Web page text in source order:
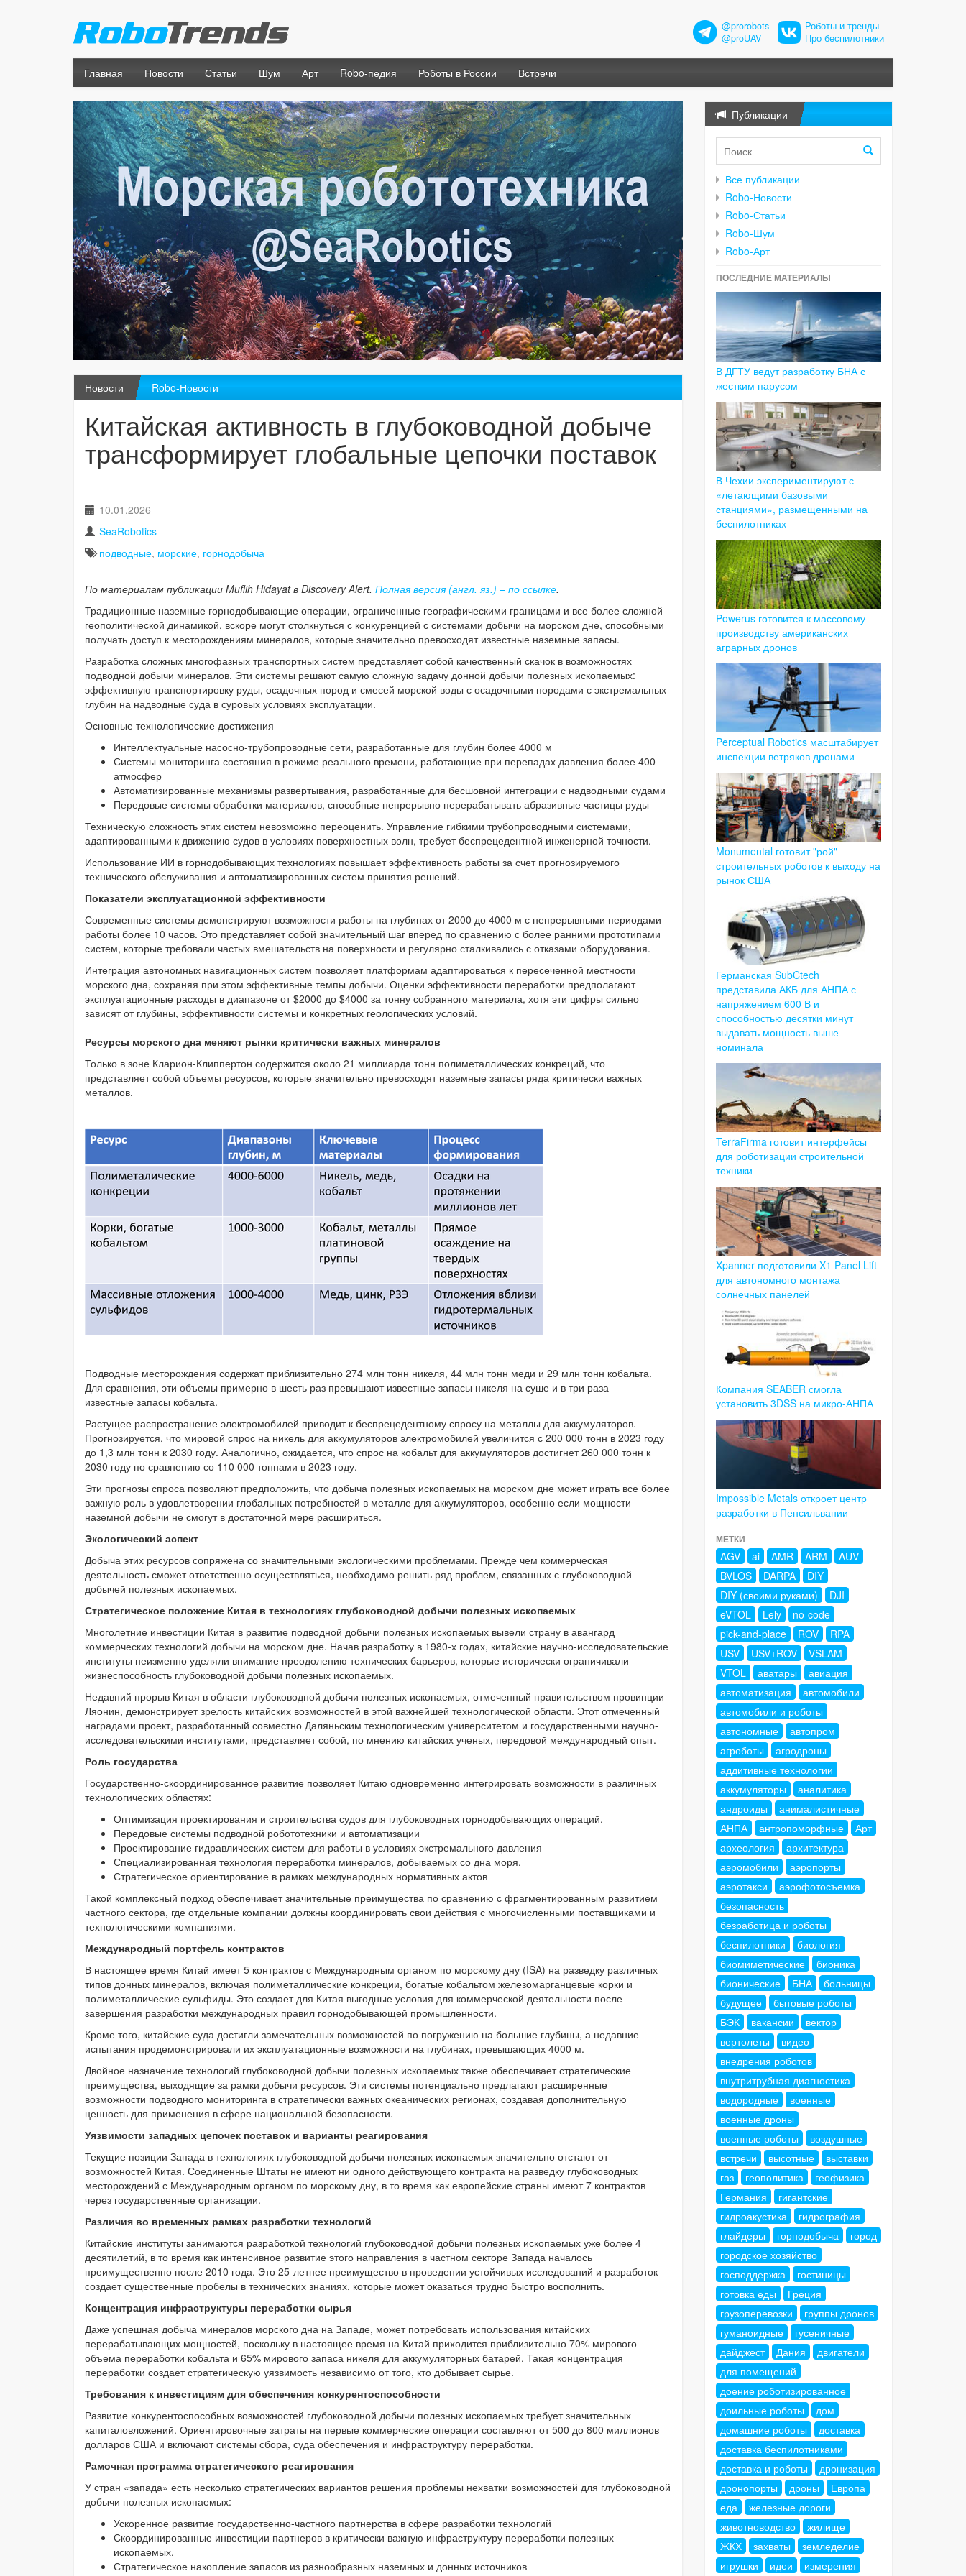
@prorobots
@proUAV
Роботы и тренды
Про беспилотники
Главная Новости Статьи Шум Арт Robo-педия Роботы в России Встречи
Новости Robo-Новости
Китайская активность в глубоководной добыче
трансформирует глобальные цепочки поставок
10.01.2026
SeaRobotics
подводные, морские, горнодобыча
По материалам публикации Muflih Hidayat в Discovery Alert. Полная версия (англ. яз.) – по ссылке.
Традиционные наземные горнодобывающие операции, ограниченные географическими границами и все более сложной
геополитической динамикой, вскоре могут столкнуться с конкуренцией с системами добычи на морском дне, способными
получать доступ к месторождениям минералов, которые значительно превосходят известные наземные запасы.
Разработка сложных многофазных транспортных систем представляет собой качественный скачок в возможностях
подводной добычи минералов. Эти системы решают самую сложную задачу донной добычи полезных ископаемых:
эффективную транспортировку руды, осадочных пород и смесей морской воды с осадочными породами с экстремальных
глубин на надводные суда в суровых условиях эксплуатации.
Основные технологические достижения
Интеллектуальные насосно-трубопроводные сети, разработанные для глубин более 4000 м
Системы мониторинга состояния в режиме реального времени, работающие при перепадах давления более 400
атмосфер
Автоматизированные механизмы развертывания, разработанные для бесшовной интеграции с надводными судами
Передовые системы обработки материалов, способные непрерывно перерабатывать абразивные частицы руды
Техническую сложность этих систем невозможно переоценить. Управление гибкими трубопроводными системами,
адаптированными к движению судов в условиях поверхностных волн, требует беспрецедентной инженерной точности.
Использование ИИ в горнодобывающих технологиях повышает эффективность работы за счет прогнозируемого
технического обслуживания и автоматизированных систем принятия решений.
Показатели эксплуатационной эффективности
Современные системы демонстрируют возможности работы на глубинах от 2000 до 4000 м с непрерывными периодами
работы более 10 часов. Это представляет собой значительный шаг вперед по сравнению с более ранними прототипами
систем, которые требовали частых вмешательств на поверхности и регулярно сталкивались с отказами оборудования.
Интеграция автономных навигационных систем позволяет платформам адаптироваться к пересеченной местности
морского дна, сохраняя при этом эффективные темпы добычи. Оценки эффективности переработки предполагают
эксплуатационные расходы в диапазоне от $2000 до $4000 за тонну собранного материала, хотя эти цифры сильно
зависят от глубины, эффективности системы и конкретных геологических условий.
Ресурсы морского дна меняют рынки критически важных минералов
Только в зоне Кларион-Клиппертон содержится около 21 миллиарда тонн полиметаллических конкреций, что
представляет собой объемы ресурсов, которые значительно превосходят наземные запасы ряда критически важных
металлов.
Подводные месторождения содержат приблизительно 274 млн тонн никеля, 44 млн тонн меди и 29 млн тонн кобальта.
Для сравнения, эти объемы примерно в шесть раз превышают известные запасы никеля на суше и в три раза —
известные запасы кобальта.
Растущее распространение электромобилей приводит к беспрецедентному спросу на металлы для аккумуляторов.
Прогнозируется, что мировой спрос на никель для аккумуляторов электромобилей увеличится с 200 000 тонн в 2023 году
до 1,3 млн тонн к 2030 году. Аналогично, ожидается, что спрос на кобальт для аккумуляторов достигнет 260 000 тонн к
2030 году по сравнению со 110 000 тоннами в 2023 году.
Эти прогнозы спроса позволяют предположить, что добыча полезных ископаемых на морском дне может играть все более
важную роль в удовлетворении глобальных потребностей в металле для аккумуляторов, особенно если мощности
наземной добычи не смогут в достаточной мере расшириться.
Экологический аспект
Добыча этих ресурсов сопряжена со значительными экологическими проблемами. Прежде чем коммерческая
деятельность сможет ответственно осуществляться, необходимо решить ряд проблем, связанных с глубоководной
добычей полезных ископаемых.
Стратегическое положение Китая в технологиях глубоководной добычи полезных ископаемых
Многолетние инвестиции Китая в развитие подводной добычи полезных ископаемых вывели страну в авангард
коммерческих технологий добычи на морском дне. Начав разработку в 1980-х годах, китайские научно-исследовательские
институты неизменно уделяли внимание преодолению технических барьеров, которые исторически ограничивали
жизнеспособность глубоководной добычи полезных ископаемых.
Недавний прорыв Китая в области глубоководной добычи полезных ископаемых, отмеченный правительством провинции
Ляонин, демонстрирует зрелость китайских возможностей в этой важнейшей технологической области. Этот отмеченный
наградами проект, разработанный совместно Даляньским технологическим университетом и государственными научно-
исследовательскими институтами, представляет собой, по мнению китайских ученых, передовой международный опыт.
Роль государства
Государственно-скоординированное развитие позволяет Китаю одновременно интегрировать возможности в различных
технологических областях:
Оптимизация проектирования и строительства судов для глубоководных горнодобывающих операций.
Передовые системы подводной робототехники и автоматизации
Проектирование гидравлических систем для работы в условиях экстремального давления
Специализированная технология переработки минералов, добываемых со дна моря.
Стратегическое ориентирование в рамках международных нормативных актов
Такой комплексный подход обеспечивает значительные преимущества по сравнению с фрагментированным развитием
частного сектора, где отдельные компании должны координировать свои действия с многочисленными поставщиками и
технологическими компаниями.
Международный портфель контрактов
В настоящее время Китай имеет 5 контрактов с Международным органом по морскому дну (ISA) на разведку различных
типов донных минералов, включая полиметаллические конкреции, богатые кобальтом железомарганцевые корки и
полиметаллические сульфиды. Это создает для Китая выгодные условия для коммерческой деятельности после
завершения разработки международных правил горнодобывающей промышленности.
Кроме того, китайские суда достигли замечательных возможностей по погружению на большие глубины, а недавние
испытания продемонстрировали их эксплуатационные возможности на глубинах, превышающих 4000 м.
Двойное назначение технологий глубоководной добычи полезных ископаемых также обеспечивает стратегические
преимущества, выходящие за рамки добычи ресурсов. Эти системы потенциально предлагают расширенные
возможности подводного мониторинга в стратегически важных океанических регионах, создавая дополнительную
ценность для применения в сфере национальной безопасности.
Уязвимости западных цепочек поставок и варианты реагирования
Текущие позиции Запада в технологиях глубоководной добычи полезных ископаемых значительно отстают от
возможностей Китая. Соединенные Штаты не имеют ни одного действующего контракта на разведку глубоководных
месторождений с Международным органом по морскому дну, в то время как европейские страны имеют 7 контрактов
через государственные организации.
Различия во временных рамках разработки технологий
Китайские институты занимаются разработкой технологий глубоководной добычи полезных ископаемых уже более 4
десятилетий, в то время как интенсивное развитие этого направления в частном секторе Запада началось
преимущественно после 2010 года. Это 25-летнее преимущество в проведении устойчивых исследований и разработок
создает существенные пробелы в технических знаниях, которые может оказаться трудно быстро восполнить.
Концентрация инфраструктуры переработки сырья
Даже успешная добыча минералов морского дна на Западе, может потребовать использования китайских
перерабатывающих мощностей, поскольку в настоящее время на Китай приходится приблизительно 70% мирового
объема переработки кобальта и 65% мирового запаса никеля для аккумуляторных батарей. Такая концентрация
переработки создает стратегическую уязвимость независимо от того, кто добывает сырье.
Требования к инвестициям для обеспечения конкурентоспособности
Развитие конкурентоспособных возможностей глубоководной добычи полезных ископаемых требует значительных
капиталовложений. Ориентировочные затраты на первые коммерческие операции составляют от 500 до 800 миллионов
долларов США и включают системы сбора, суда обеспечения и инфраструктуру переработки.
Рамочная программа стратегического реагирования
У стран «запада» есть несколько стратегических вариантов решения проблемы нехватки возможностей для глубоководной
добычи полезных ископаемых:
Ускоренное развитие государственно-частного партнерства в сфере разработки технологий
Скоординированные инвестиции партнеров в критически важную инфраструктуру переработки полезных
ископаемых.
Стратегическое накопление запасов из разнообразных наземных и донных источников
Публикации
Все публикации
Robo-Новости
Robo-Статьи
Robo-Шум
Robo-Арт
ПОСЛЕДНИЕ МАТЕРИАЛЫ
В ДГТУ ведут разработку БНА с
жестким парусом
В Чехии экспериментируют с
«летающими базовыми
станциями», размещенными на
беспилотниках
Powerus готовится к массовому
производству американских
аграрных дронов
Perceptual Robotics масштабирует
инспекции ветряков дронами
Monumental готовит "рой"
строительных роботов к выходу на
рынок США
Германская SubCtech
представила АКБ для АНПА с
напряжением 600 В и
способностью десятки минут
выдавать мощность выше
номинала
TerraFirma готовит интерфейсы
для роботизации строительной
техники
Xpanner подготовили X1 Panel Lift
для автономного монтажа
солнечных панелей
Компания SEABER смогла
установить 3DSS на микро-АНПА
Impossible Metals откроет центр
разработки в Пенсильвании
МЕТКИ
AGV ai AMR ARM
AUV
BVLOS
DARPA
DIY
DIY (своими руками)
DJI
eVTOL
Lely
no-code
pick-and-place
ROV
RPA
USV
USV+ROV
VSLAM
VTOL
аватары
авиация
автоматизация
автомобили
автомобили и роботы
автономные
автопром
агроботы
агродроны
аддитивные технологии
аккумуляторы
аналитика
андроиды
анималистичные
АНПА
антропоморфные
Арт
археология
архитектура
аэромобили
аэропорты
аэротакси
аэрофотосъемка
безопасность
безработица и роботы
беспилотники
биология
биомиметические
бионика
бионические
БНА
больницы
будущее
бытовые роботы
БЭК
вакансии
вектор
вертолеты
видео
внедрения роботов
внутритрубная диагностика
водородные
военные
военные дроны
военные роботы
воздушные
встречи
высотные
выставки
газ
геополитика
геофизика
Германия
гигантские
гидроакустика
гидрография
глайдеры
горнодобыча
город
городское хозяйство
господдержка
гостиницы
готовка еды
Греция
грузоперевозки
группы дронов
гуманоидные
гусеничные
дайджест
Дания
двигатели
для помещений
доение роботизированное
доильные роботы
дом
домашние роботы
доставка
доставка беспилотниками
доставка и роботы
дронизация
дронопорты
дроны
Европа
еда
железные дороги
животноводство
жилище
ЖКХ
захваты
земледелие
игрушки
идеи измерения